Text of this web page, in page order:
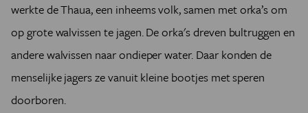
werkte de Thaua, een inheems volk, samen met orka’s om
op grote walvissen te jagen. De orka's dreven bultruggen en
andere walvissen naar ondieper water. Daar konden de
menselijke jagers ze vanuit kleine bootjes met speren
doorboren.